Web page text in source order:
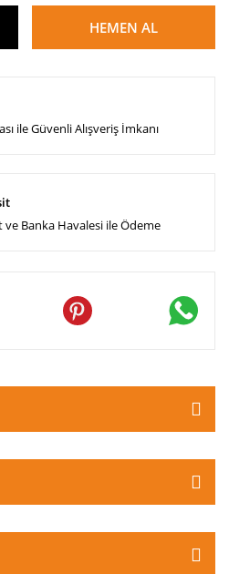
HEMEN AL
ile Güvenli Alışveriş İmkanı
ve Banka Havalesi ile Ödeme